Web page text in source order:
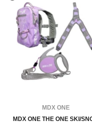
FOURNISSEUR:MDX ONE
MDX ONE THE ONE SKI/